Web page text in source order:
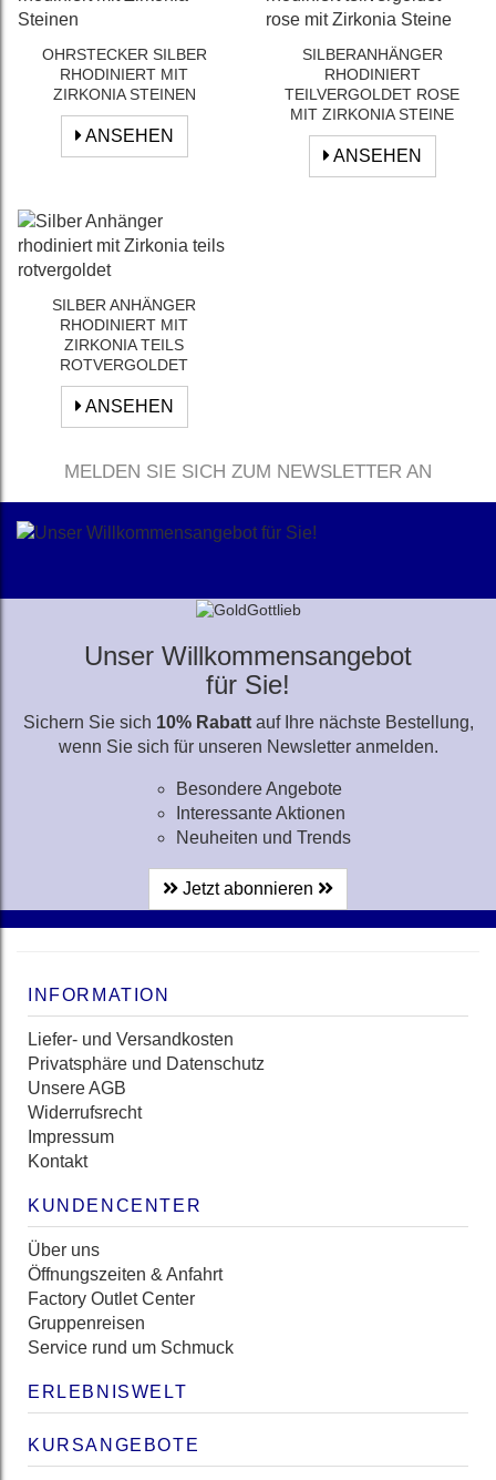
OHRSTECKER SILBER
RHODINIERT MIT
ZIRKONIA STEINEN
ANSEHEN
SILBERANHÄNGER
RHODINIERT
TEILVERGOLDET ROSE
MIT ZIRKONIA STEINE
ANSEHEN
SILBER ANHÄNGER
RHODINIERT MIT
ZIRKONIA TEILS
ROTVERGOLDET
ANSEHEN
MELDEN SIE SICH ZUM NEWSLETTER AN
Unser Willkommensangebot
für Sie!
Sichern Sie sich 10% Rabattauf Ihre nächste Bestellung,
wenn Sie sich für unseren Newsletter anmelden.
Besondere Angebote
Interessante Aktionen
Neuheiten und Trends
Jetzt abonnieren
INFORMATION
Liefer- und Versandkosten
Privatsphäre und Datenschutz
Unsere AGB
Widerrufsrecht
Impressum
Kontakt
KUNDENCENTER
Über uns
Öffnungszeiten & Anfahrt
Factory Outlet Center
Gruppenreisen
Service rund um Schmuck
ERLEBNISWELT
KURSANGEBOTE